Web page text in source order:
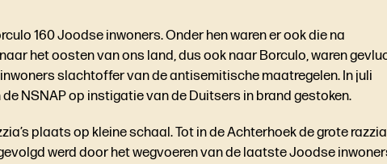
160 Joodse inwoners. Onder hen waren er ook die na
het oosten van ons land, dus ook naar Borculo, waren
slachtoffer van de antisemitische maatregelen. In juli
NSNAP op instigatie van de Duitsers in brand gestoken.
plaats op kleine schaal. Tot in de Achterhoek de grote
werd door het wegvoeren van de laatste Joodse